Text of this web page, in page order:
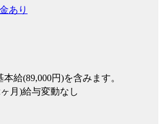
あり
給(89,000円)を含みます。
月)給与変動なし